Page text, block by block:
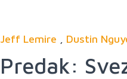
Jeff Lemire Dustin
Predak: